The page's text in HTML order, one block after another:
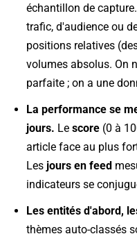
échantillon de
trafic, d'audience ou
positions relatives
volumes absolus. On
parfaite ; on a une
La performance se
jours. Lescore (0 à
article face au plus
Les jours en feed
indicateurs se
Les entités d'abord,
thèmes auto-classés